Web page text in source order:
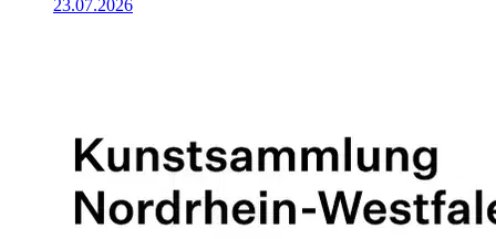
23.07.2026